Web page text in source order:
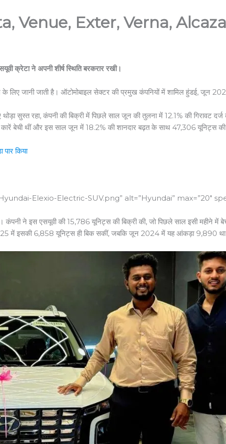
Venue, Exter, Verna,
क्रेटा ने अपनी शीर्ष स्थिति बरकरार रखी।
जानी जाती है। ऑटोमोबाइल सेक्टर की प्रमुख कंपनियों में शामिल हुंडई, जून 2025
सुस्त रहा, कंपनी की बिक्री में पिछले साल जून की तुलना में 12.1% की गिरावट
कारें बेची थीं और इस साल जून में 18.2% की शानदार बढ़त के साथ 47,306 यूनिट्स की
किया
Elexio-Electric-SUV.png” alt=”Hyundai” max=”20″
ने इस एसयूवी की 15,786 यूनिट्स की बिक्री की, जो पिछले साल इसी महीने
में इसकी 6,858 यूनिट्स ही बिक सकीं, जबकि जून 2024 में यह आंकड़ा 9,890